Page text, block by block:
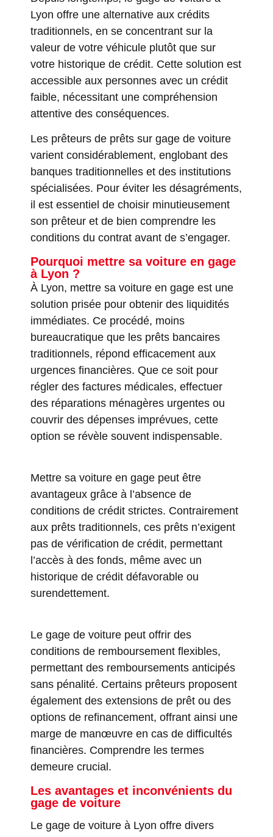
Lyon offre une alternative aux crédits
traditionnels, en se concentrant sur la
valeur de votre véhicule plutôt que sur
votre historique de crédit. Cette solution est
accessible aux personnes avec un crédit
faible, nécessitant une compréhension
attentive des conséquences.
Les prêteurs de prêts sur gage de voiture
varient considérablement, englobant des
banques traditionnelles et des institutions
spécialisées. Pour éviter les désagréments,
il est essentiel de choisir minutieusement
son prêteur et de bien comprendre les
conditions du contrat avant de s’engager.
Pourquoi mettre sa voiture en gage
à Lyon ?
À Lyon, mettre sa voiture en gage est une
solution prisée pour obtenir des liquidités
immédiates. Ce procédé, moins
bureaucratique que les prêts bancaires
traditionnels, répond efficacement aux
urgences financières. Que ce soit pour
régler des factures médicales, effectuer
des réparations ménagères urgentes ou
couvrir des dépenses imprévues, cette
option se révèle souvent indispensable.
Mettre sa voiture en gage peut être
avantageux grâce à l’absence de
conditions de crédit strictes. Contrairement
aux prêts traditionnels, ces prêts n’exigent
pas de vérification de crédit, permettant
l’accès à des fonds, même avec un
historique de crédit défavorable ou
surendettement.
Le gage de voiture peut offrir des
conditions de remboursement flexibles,
permettant des remboursements anticipés
sans pénalité. Certains prêteurs proposent
également des extensions de prêt ou des
options de refinancement, offrant ainsi une
marge de manœuvre en cas de difficultés
financières. Comprendre les termes
demeure crucial.
Les avantages et inconvénients du
gage de voiture
Le gage de voiture à Lyon offre divers